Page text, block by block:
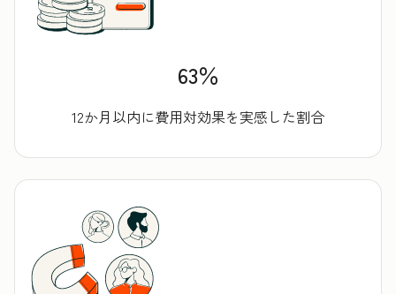
63％
12か月以内に費用対効果を実感した割合